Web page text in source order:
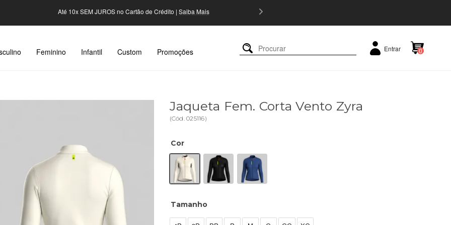
Até 10x SEM JUROS no Cartão de Crédito | Saiba Mais
Feminino Infantil Custom Promoções Entrar 0
Jaqueta Fem. Corta Vento Zyra
(Cód. 025116)
Cor
Tamanho